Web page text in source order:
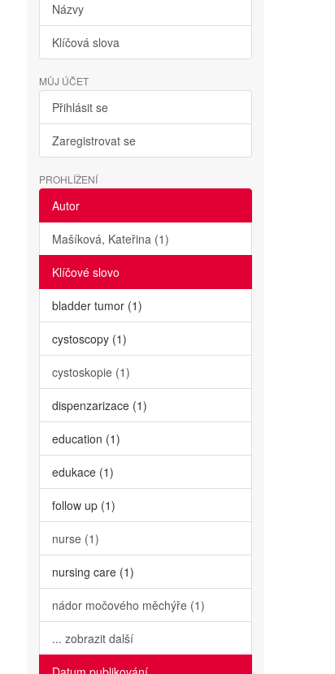
Názvy
Klíčová slova
MŮJ ÚČET
Přihlásit se
Zaregistrovat se
PROHLÍŽENÍ
Autor
Mašíková, Kateřina (1)
Klíčové slovo
bladder tumor (1)
cystoscopy (1)
cystoskopie (1)
dispenzarizace (1)
education (1)
edukace (1)
follow up (1)
nurse (1)
nursing care (1)
nádor močového měchýře (1)
... zobrazit další